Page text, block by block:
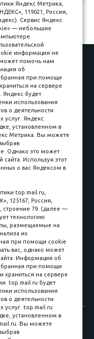
Оплата
Гарантии
Контакты
16
30
09
68
50
10
куб».
Россия, г. Томск, пл.
Яндекс Метрика,
119021, Россия,
Сервис Яндекс
— небольшие
информация не
помочь нам
об
при помощи
на сервере
Яндекс будет
использования
о деятельности
услуг. Яндекс
установленном в
Метрика. Вы можете
Однако это может
сайта. Используя этот
о вас Яндексом в
top.mail.ru,
125167, Россия,
строение 79. (далее —
технологию
размещаемые на
их
при помощи cookie
вас, однако может
Информация об
при помощи
храниться на сервере
top.mail.ru будет
использования
о деятельности
услуг. top.mail.ru
установленном в
Вы можете